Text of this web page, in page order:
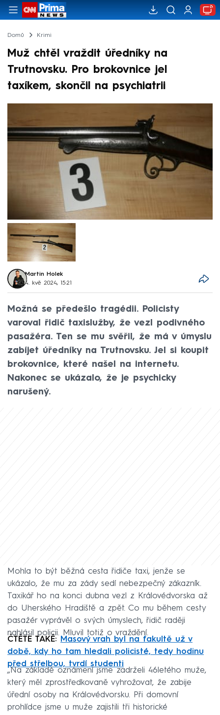
Domů Krimi
Muž chtěl vraždit úředníky na
Trutnovsku. Pro brokovnice jel
taxíkem, skončil na psychiatrii
Martin Holek
4. kvě 2024, 15:21
Možná se předešlo tragédii. Policisty
varoval řidič taxislužby, že vezl podivného
pasažéra. Ten se mu svěřil, že má v úmyslu
zabíjet úředníky na Trutnovsku. Jel si koupit
brokovnice, které našel na internetu.
Nakonec se ukázalo, že je psychicky
narušený.
Mohla to být běžná cesta řidiče taxi, jenže se
ukázalo, že mu za zády sedí nebezpečný zákazník.
Taxikář ho na konci dubna vezl z Královédvorska až
do Uherského Hradiště a zpět. Co mu během cesty
pasažér vyprávěl o svých úmyslech, řidič raději
nahlásil policii. Mluvil totiž o vraždění.
ČTĚTE TAKÉ: Masový vrah byl na fakultě už v
době, kdy ho tam hledali policisté, tedy hodinu
před střelbou, tvrdí studenti
„Na základě oznámení jsme zadrželi 46letého muže,
který měl zprostředkovaně vyhrožovat, že zabije
úřední osoby na Královédvorsku. Při domovní
prohlídce jsme u muže zajistili tři historické